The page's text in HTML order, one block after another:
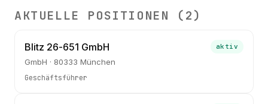
AKTUELLE POSITIONEN (2)
Blitz 26-651 GmbH
GmbH · 80333 München
aktiv
Geschäftsführer